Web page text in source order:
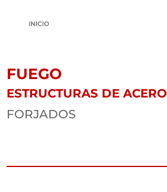
FUEGO
ESTRUCTURAS DE ACERO
FORJADOS